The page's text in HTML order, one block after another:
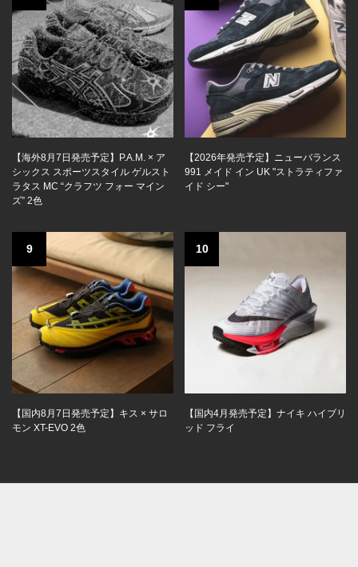
【海外8月7日発売予定】P.A.M. × ア
シックス スポーツスタイル ゲルスト
ラタス MC “クラフツ フォー マイン
ズ” 2色
【2026年発売予定】ニューバランス
991 メイド イン UK "ストラティファ
イド シー"
9
【国内8月7日発売予定】キス × サロ
モン XT-EVO 2色
10
【国内4月発売予定】ナイキ ハイブリ
ッド フライ